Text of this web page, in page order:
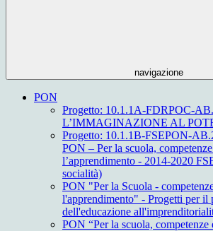
navigazione
PON
Progetto: 10.1.1A-FDRPOC-
L’IMMAGINAZIONE AL
Progetto: 10.1.1B-FSEPON-
PON – Per la scuola,
l’apprendimento - 2014-2020
socialità)
PON "Per la Scuola -
l'apprendimento" - Progetti per il
dell'educazione
PON “Per la scuola, competenze